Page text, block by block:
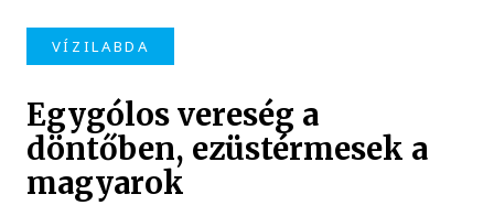
VÍZILABDA
Egygólos vereség a
döntőben, ezüstérmesek a
magyarok